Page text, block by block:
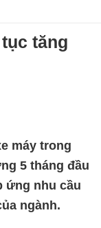
tăng
máy trong
5 tháng đầu
ứng nhu cầu
ngành.